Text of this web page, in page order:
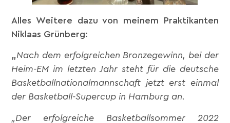
Alles Weitere dazu von meinem Praktikanten
Niklaas Grünberg:
„Nach dem erfolgreichen Bronzegewinn, bei der
Heim-EM im letzten Jahr steht für die deutsche
Basketballnationalmannschaft jetzt erst einmal
der Basketball-Supercup in Hamburg an.
„Der erfolgreiche Basketballsommer 2022